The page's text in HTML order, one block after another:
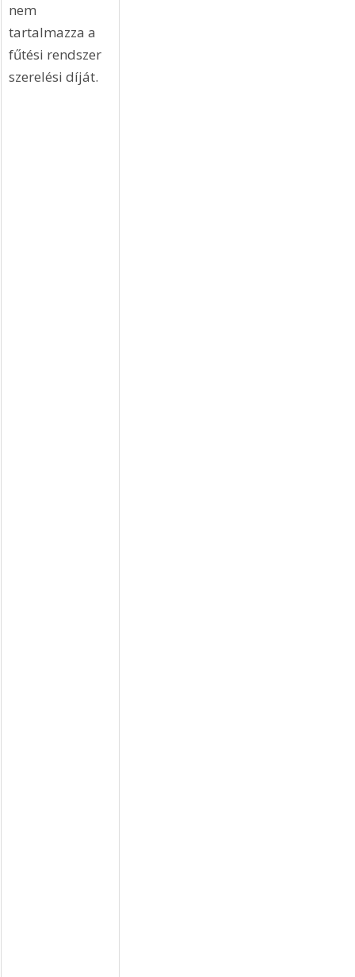
nem
tartalmazza a
fűtési rendszer
szerelési díját.